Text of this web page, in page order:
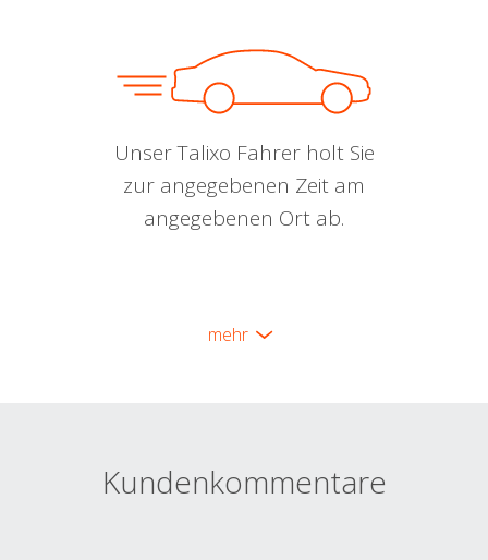
Unser Talixo Fahrer holt Sie
zur angegebenen Zeit am
angegebenen Ort ab.
mehr
Kundenkommentare